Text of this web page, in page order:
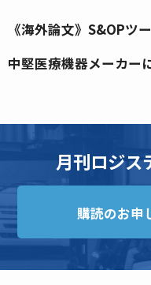
《海外論文》S&OP
中堅医療機器メーカー
月刊ロジス
購読のお申